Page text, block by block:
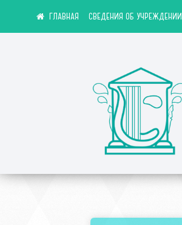
СВЕДЕНИЯ ОБ УЧРЕЖДЕНИИ